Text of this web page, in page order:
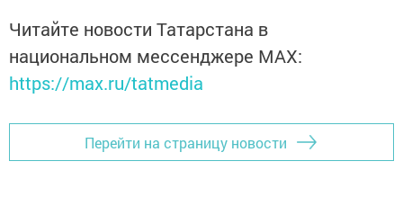
Читайте новости Татарстана в
национальном мессенджере MАХ:
https://max.ru/tatmedia
Перейти на страницу новости